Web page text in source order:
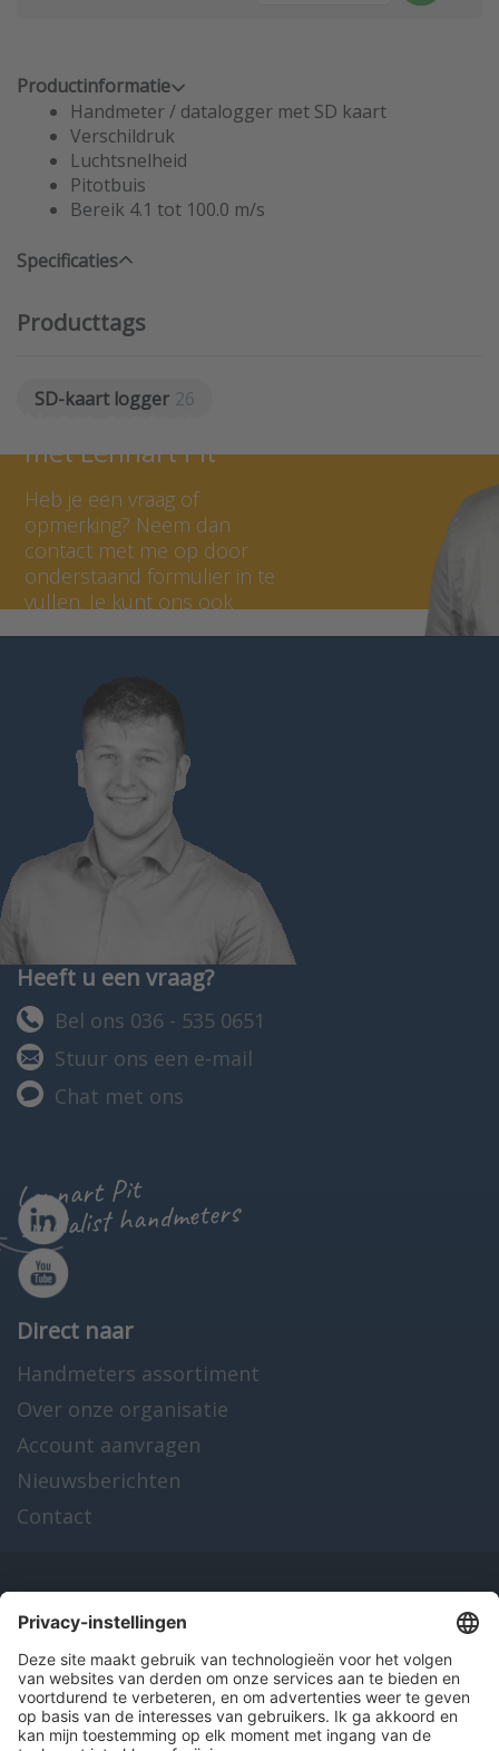
Productinformatie
Handmeter / datalogger met SD kaart
Verschildruk
Luchtsnelheid
Pitotbuis
Bereik 4.1 tot 100.0 m/s
Specificaties
Producttags
SD-kaart logger 26
Neem contact op
met Lennart Pit
Heb je een vraag of
opmerking? Neem dan
contact met me op door
onderstaand formulier in te
vullen. Je kunt ons ook
Heeft u een vraag?
Bel ons 036 - 535 0651
Stuur ons een e-mail
Chat met ons
Lennart Pit
specialist handmeters
Direct naar
Handmeters assortiment
Over onze organisatie
Account aanvragen
Nieuwsberichten
Contact
Onze producten
en diensten
Over Hitma
Algemene voorwaarden Disclaimer Colofon